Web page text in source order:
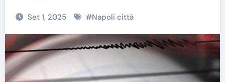
Set 1, 2025 #Napoli città